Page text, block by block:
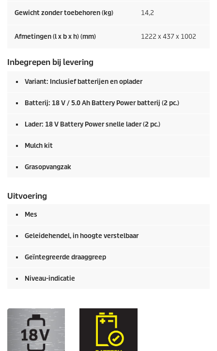
Gewicht zonder toebehoren (kg) 14,2
Afmetingen (l x b x h) (mm) 1222 x 437 x 1002
Inbegrepen bij levering
Variant: Inclusief batterijen en oplader
Batterij: 18 V / 5.0 Ah Battery Power batterij (2 pc.)
Lader: 18 V Battery Power snelle lader (2 pc.)
Mulch kit
Grasopvangzak
Uitvoering
Mes
Geleidehendel, in hoogte verstelbaar
Geïntegreerde draaggreep
Niveau-indicatie